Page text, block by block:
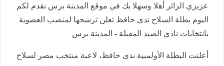
عزيزي الزائر أهلا وسهلا بك في موقع المدينة برس نقدم لكم
اليوم بطلة السلاح ندى حافظ تعلن ترشحها لمنصب العضوية
بانتخابات نادي الصيد المقبلة - المدينة برس
أعلنت البطلة الأولمبية ندى حافظ، لاعبة منتخب مصر لسلاح